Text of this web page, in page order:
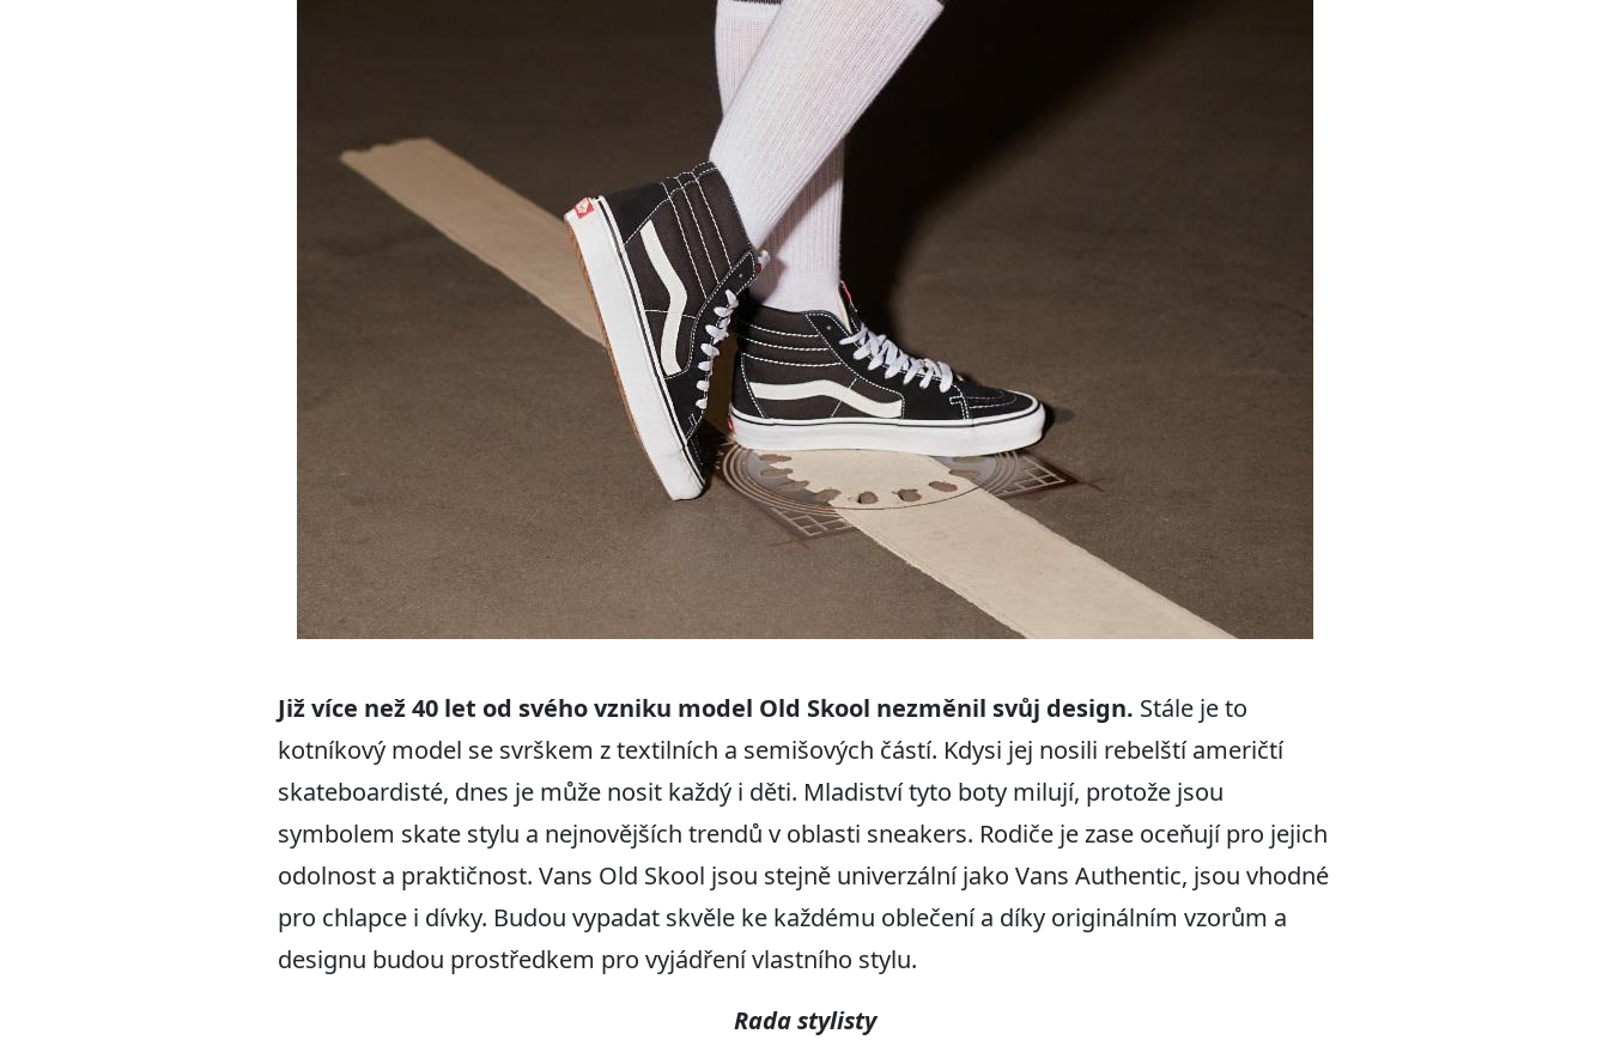
Již více než 40 let od svého vzniku model Old Skool nezměnil svůj design. Stále je to
kotníkový model se svrškem z textilních a semišových částí. Kdysi jej nosili rebelští američtí
skateboardisté, dnes je může nosit každý i děti. Mladiství tyto boty milují, protože jsou
symbolem skate stylu a nejnovějších trendů v oblasti sneakers. Rodiče je zase oceňují pro jejich
odolnost a praktičnost. Vans Old Skool jsou stejně univerzální jako Vans Authentic, jsou vhodné
pro chlapce i dívky. Budou vypadat skvěle ke každému oblečení a díky originálním vzorům a
designu budou prostředkem pro vyjádření vlastního stylu.
Rada stylisty